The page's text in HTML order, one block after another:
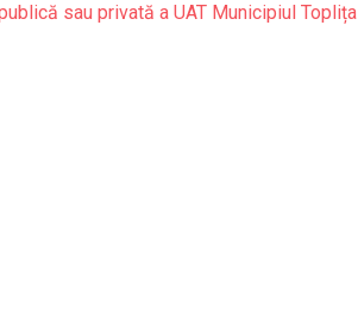
sau privată a UAT Municipiul Toplița